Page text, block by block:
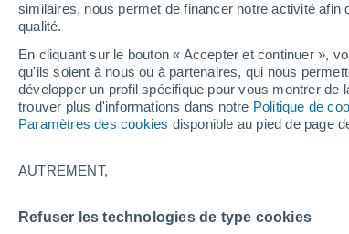
similaires, nous permet de financer notre activité
qualité.
En cliquant sur le bouton « Accepter et continuer »,
qu'ils soient à nous ou à partenaires, qui nous
développer un profil spécifique pour vous montrer de
trouver plus d'informations dans notre Politique de
Paramètres des cookies disponible au pied de page
AUTREMENT,
Refuser les technologies de type cookies
La météo dans
province de
Toutes les localités de la province de
R - V W
La météo dans les localités
Attert